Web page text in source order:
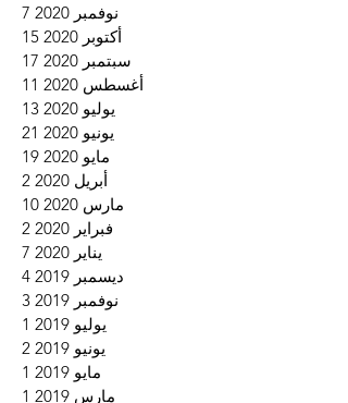
نوفمبر 2020
7
أكتوبر 2020
15
سبتمبر 2020
17
أغسطس 2020
11
يوليو 2020
13
يونيو 2020
21
مايو 2020
19
أبريل 2020
2
مارس 2020
10
فبراير 2020
2
يناير 2020
7
ديسمبر 2019
4
نوفمبر 2019
3
يوليو 2019
1
يونيو 2019
2
مايو 2019
1
مارس 2019
1